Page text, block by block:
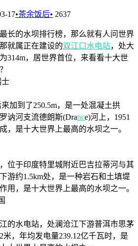
17•茶余饭后• 2637
的水坝排行榜，那么就有人问世界
就属正在建设的双江口水电站，处大
314m，居世界首位，来看看十大世
到了250.5m，是一处混凝土拱
讷河支流德朗斯(Drance)河上，1951
，是十大世界上最高的水坝之一。
于印度特里城附近巴吉拉蒂河与其
游约1.5km处，是一种岩石和土填堤
用，是十大世界上最高的水坝之一。
水电站，处澜沧江下游普洱市思茅
米，年均发电量239.12亿千瓦时，是